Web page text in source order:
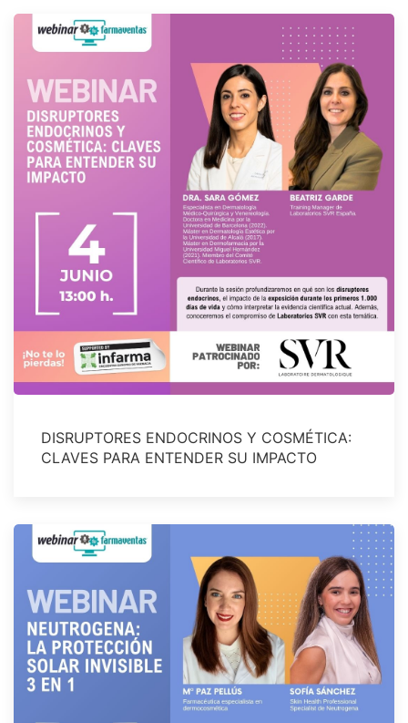
DISRUPTORES ENDOCRINOS Y COSMÉTICA:
CLAVES PARA ENTENDER SU IMPACTO